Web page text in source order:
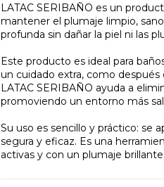
LATAC SERIBAÑO es un
mantener el plumaje limpio,
profunda sin dañar la piel ni las
Este producto es ideal para
un cuidado extra, como
LATAC SERIBAÑO ayuda a
promoviendo un entorno más
Su uso es sencillo y práctico: se
segura y eficaz. Es una
activas y con un plumaje